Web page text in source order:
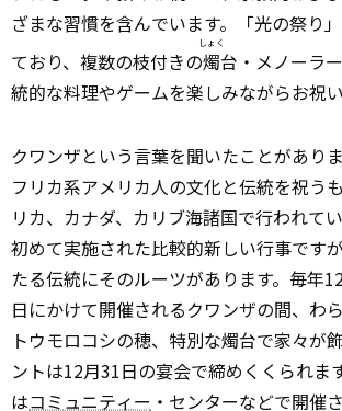
ざまな習慣を含んでいます。「光の祭り
ており、複数の枝付きの燭
しょく
台・メノーラ
統的な料理やゲームを楽しみながらお祝い
クワンザという言葉を聞いたことがあり
フリカ系アメリカ人の文化と伝統を祝う
リカ、カナダ、カリブ海諸国で行われて
初めて実施された比較的新しい行事です
たる伝統にそのルーツがあります。毎年
日にかけて開催されるクワンザの間、わ
トウモロコシの穂、特別な燭台で家々が
ントは12月31日の宴会で締めくくられま
はコミュニティー ・センターなどで開催